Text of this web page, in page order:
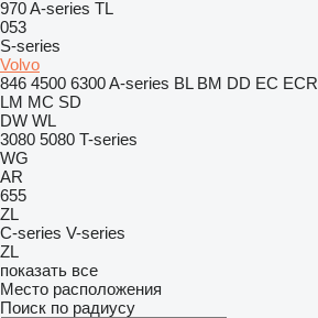
970A-series TL
053
S-series
Volvo
846 4500 6300A-series BL BM DD EC ECR
LM MC SD
DW WL
3080 5080 T-series
WG
AR
655
ZL
C-series V-series
ZL
показать все
Место расположения
Поиск по радиусу